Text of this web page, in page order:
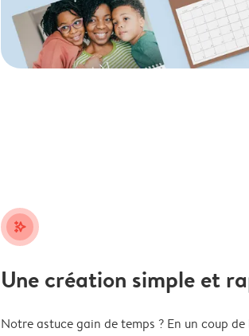
stars_plus
Une création simple et
Notre astuce gain de temps ? En un coup